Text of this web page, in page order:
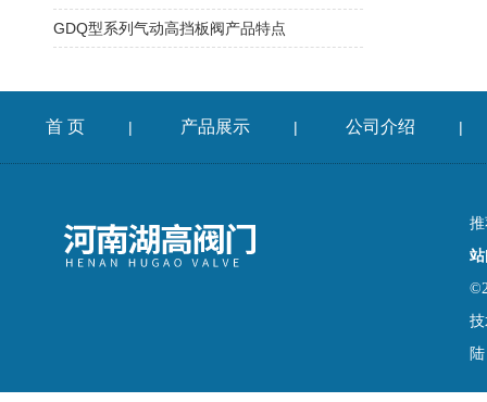
GDQ型系列气动高挡板阀产品特点
首 页 | 产品展示 | 公司介绍 |
陆